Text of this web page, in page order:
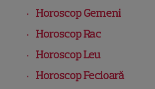
Horoscop Gemeni
Horoscop Rac
Horoscop Leu
Horoscop Fecioară